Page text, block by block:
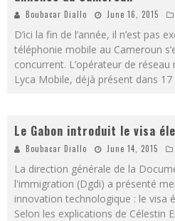
Boubacar Diallo June 16, 2015
D’ici la fin de l’année, il n’est pas
téléphonie mobile au Cameroun
concurrent. L’opérateur de
Lyca Mobile, déjà présent dans 17
Le Gabon introduit le visa
Boubacar Diallo June 14, 2015
La direction générale de la
l'immigration (Dgdi) a présenté
innovation technologique : le visa
Selon les explications de Célestin